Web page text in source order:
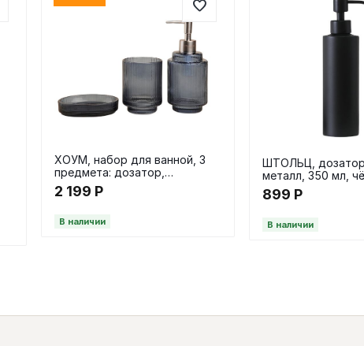
ХОУМ, набор для ванной, 3
предмета: дозатор,
мыльница и стакан, синий
2 199 Р
В наличии
ШТОЛЬЦ, дозатор
металл, 350 мл,
899 Р
В наличии